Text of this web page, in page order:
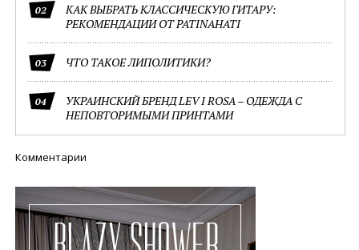
02
КАК ВЫБРАТЬ КЛАССИЧЕСКУЮ ГИТАРУ:
РЕКОМЕНДАЦИИ ОТ PATINAHATI
03 ЧТО ТАКОЕ ЛИПОЛИТИКИ?
04
УКРАИНСКИЙ БРЕНД LEV I ROSA – ОДЕЖДА С
НЕПОВТОРИМЫМИ ПРИНТАМИ
Комментарии